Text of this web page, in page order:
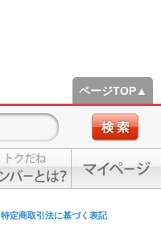
ページTOP▲
特定商取引法に基づく表記